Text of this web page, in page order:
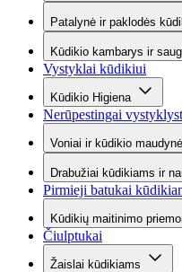
Patalynė ir paklodės
Kūdikio kambarys ir
Vystyklai kūdikiui
Kūdikio Higiena
Nerūpestingai
Voniai ir kūdikio
Drabužiai kūdikiams ir
Pirmieji batukai
Kūdikių maitinimo
Čiulptukai
Žaislai kūdikiams